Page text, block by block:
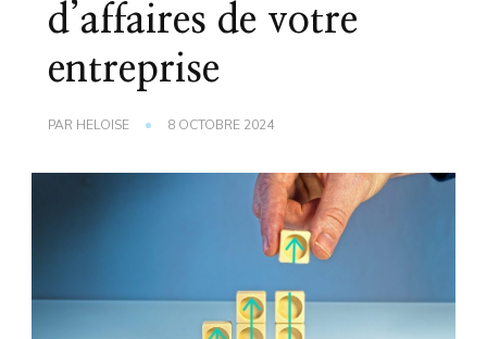
d’affaires de votre
entreprise
PAR HELOISE 8 OCTOBRE 2024